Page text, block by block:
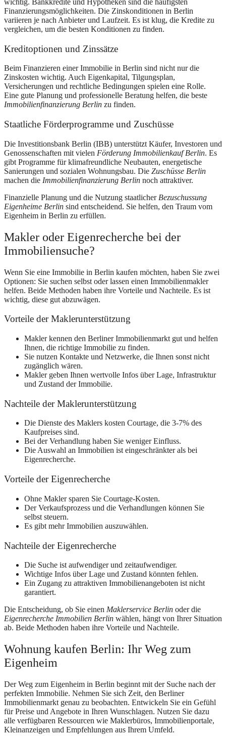
wichtig. Bankkredite und Hypotheken sind die häufigsten
Finanzierungsmöglichkeiten. Die Zinskonditionen in Berlin
variieren je nach Anbieter und Laufzeit. Es ist klug, die Kredite zu
vergleichen, um die besten Konditionen zu finden.
Kreditoptionen und Zinssätze
Beim Finanzieren einer Immobilie in Berlin sind nicht nur die
Zinskosten wichtig. Auch Eigenkapital, Tilgungsplan,
Versicherungen und rechtliche Bedingungen spielen eine Rolle.
Eine gute Planung und professionelle Beratung helfen, die beste
Immobilienfinanzierung Berlin zu finden.
Staatliche Förderprogramme und Zuschüsse
Die Investitionsbank Berlin (IBB) unterstützt Käufer, Investoren und
Genossenschaften mit vielen Förderung Immobilienkauf Berlin. Es
gibt Programme für klimafreundliche Neubauten, energetische
Sanierungen und sozialen Wohnungsbau. Die Zuschüsse Berlin
machen die Immobilienfinanzierung Berlin noch attraktiver.
Finanzielle Planung und die Nutzung staatlicher Bezuschussung
Eigenheime Berlin sind entscheidend. Sie helfen, den Traum vom
Eigenheim in Berlin zu erfüllen.
Makler oder Eigenrecherche bei der
Immobiliensuche?
Wenn Sie eine Immobilie in Berlin kaufen möchten, haben Sie zwei
Optionen: Sie suchen selbst oder lassen einen Immobilienmakler
helfen. Beide Methoden haben ihre Vorteile und Nachteile. Es ist
wichtig, diese gut abzuwägen.
Vorteile der Maklerunterstützung
Makler kennen den Berliner Immobilienmarkt gut und helfen
Ihnen, die richtige Immobilie zu finden.
Sie nutzen Kontakte und Netzwerke, die Ihnen sonst nicht
zugänglich wären.
Makler geben Ihnen wertvolle Infos über Lage, Infrastruktur
und Zustand der Immobilie.
Nachteile der Maklerunterstützung
Die Dienste des Maklers kosten Courtage, die 3-7% des
Kaufpreises sind.
Bei der Verhandlung haben Sie weniger Einfluss.
Die Auswahl an Immobilien ist eingeschränkter als bei
Eigenrecherche.
Vorteile der Eigenrecherche
Ohne Makler sparen Sie Courtage-Kosten.
Der Verkaufsprozess und die Verhandlungen können Sie
selbst steuern.
Es gibt mehr Immobilien auszuwählen.
Nachteile der Eigenrecherche
Die Suche ist aufwendiger und zeitaufwendiger.
Wichtige Infos über Lage und Zustand könnten fehlen.
Ein Zugang zu attraktiven Immobilienangeboten ist nicht
garantiert.
Die Entscheidung, ob Sie einen Maklerservice Berlin oder die
Eigenrecherche Immobilien Berlin wählen, hängt von Ihrer Situation
ab. Beide Methoden haben ihre Vorteile und Nachteile.
Wohnung kaufen Berlin: Ihr Weg zum
Eigenheim
Der Weg zum Eigenheim in Berlin beginnt mit der Suche nach der
perfekten Immobilie. Nehmen Sie sich Zeit, den Berliner
Immobilienmarkt genau zu beobachten. Entwickeln Sie ein Gefühl
für Preise und Angebote in Ihren Wunschlagen. Nutzen Sie dazu
alle verfügbaren Ressourcen wie Maklerbüros, Immobilienportale,
Kleinanzeigen und Empfehlungen aus Ihrem Umfeld.